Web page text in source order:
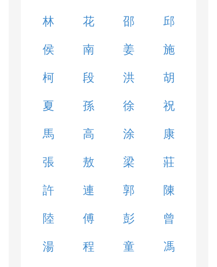
林 花 邵 邱
侯 南 姜 施
柯 段 洪 胡
夏 孫 徐 祝
馬 高 涂 康
張 敖 梁 莊
許 連 郭 陳
陸 傅 彭 曾
湯 程 童 馮